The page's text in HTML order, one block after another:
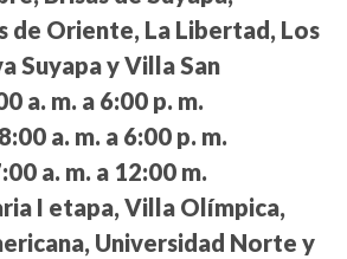
de Oriente, La Libertad, Los
Suyapa y Villa San
a. m. a 6:00 p. m.
8:00 a. m. a 6:00 p. m.
a. m. a 12:00 m.
I etapa, Villa Olímpica,
Universidad Norte y